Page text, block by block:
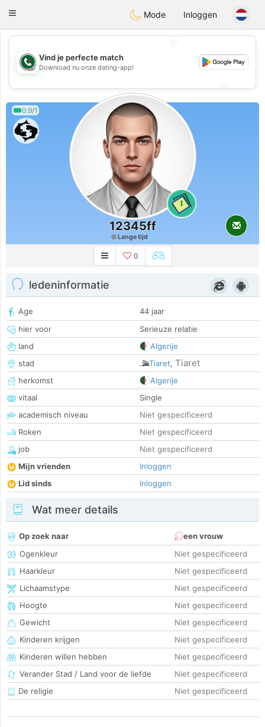
Weshrak
Toggle
Mode Inloggen
💖
💕
Vind je perfecte match
Download nu onze dating-app!
0.9/1
1
12345ff
Lange tijd
0
ledeninformatie
Age
44 jaar
hier voor
Serieuze relatie
land
Algerije
stad
Tiaret, Tiaret
herkomst
Algerije
vitaal
Single
academisch niveau
Niet gespecificeerd
Roken
Niet gespecificeerd
job
Niet gespecificeerd
Mijn vrienden
Inloggen
Lid sinds
Inloggen
Wat meer details
Op zoek naar
een vrouw
Ogenkleur
Niet gespecificeerd
Haarkleur
Niet gespecificeerd
Lichaamstype
Niet gespecificeerd
Hoogte
Niet gespecificeerd
Gewicht
Niet gespecificeerd
Kinderen krijgen
Niet gespecificeerd
Kinderen willen hebben
Niet gespecificeerd
Verander Stad / Land voor de liefde
Niet gespecificeerd
De religie
Niet gespecificeerd